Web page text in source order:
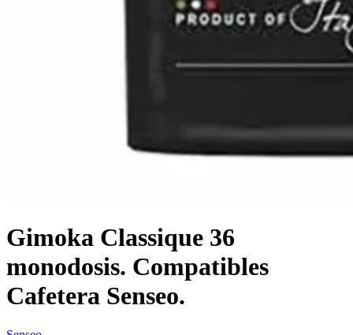
Gimoka Classique 36
monodosis. Compatibles
Cafetera Senseo.